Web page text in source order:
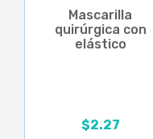
¡Oferta!
Mascarilla
quirúrgica con
elástico
$2.27